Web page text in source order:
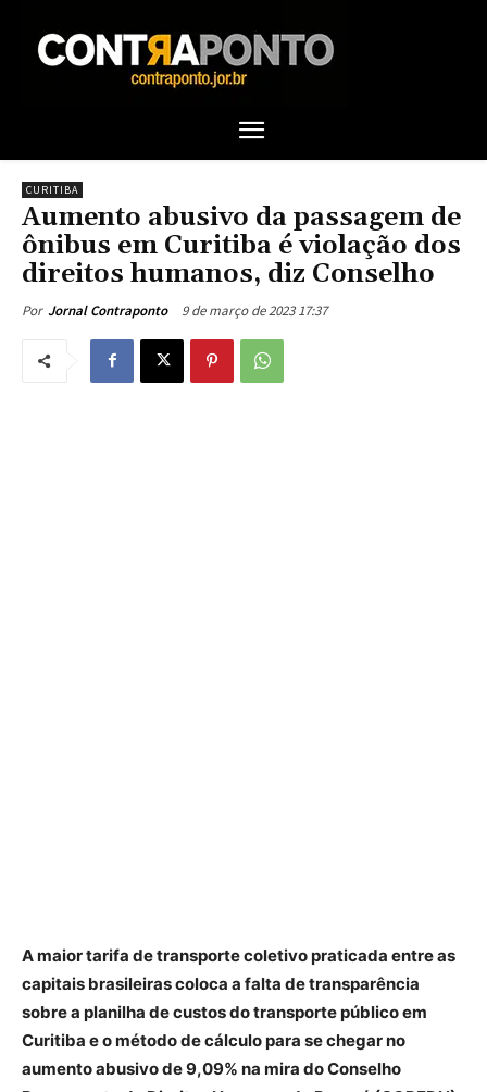
CURITIBA
Aumento abusivo da passagem de
ônibus em Curitiba é violação dos
direitos humanos, diz Conselho
Por Jornal Contraponto 9 de março de 2023 17:37
A maior tarifa de transporte coletivo praticada entre as
capitais brasileiras coloca a falta de transparência
sobre a planilha de custos do transporte público em
Curitiba e o método de cálculo para se chegar no
aumento abusivo de 9,09% na mira do Conselho